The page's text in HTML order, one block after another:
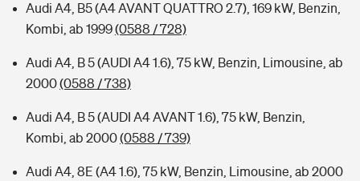
Audi A4, B5 (A4 AVANT QUATTRO 2.7), 169 kW, Benzin,
Kombi, ab 1999(0588 / 728)
Audi A4, B 5 (AUDI A4 1.6), 75 kW, Benzin, Limousine, ab
2000(0588 / 738)
Audi A4, B 5 (AUDI A4 AVANT 1.6), 75 kW, Benzin,
Kombi, ab 2000(0588 / 739)
Audi A4, 8E (A4 1.6), 75 kW, Benzin, Limousine, ab 2000